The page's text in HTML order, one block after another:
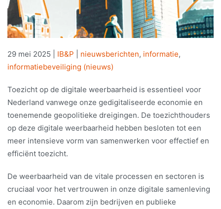
29 mei 2025 IB&P nieuwsberichten, informatie,
informatiebeveiliging (nieuws)
Toezicht op de digitale weerbaarheid is essentieel voor
Nederland vanwege onze gedigitaliseerde economie en
toenemende geopolitieke dreigingen. De toezichthouders
op deze digitale weerbaarheid hebben besloten tot een
meer intensieve vorm van samenwerken voor effectief en
efficiënt toezicht.
De weerbaarheid van de vitale processen en sectoren is
cruciaal voor het vertrouwen in onze digitale samenleving
en economie. Daarom zijn bedrijven en publieke